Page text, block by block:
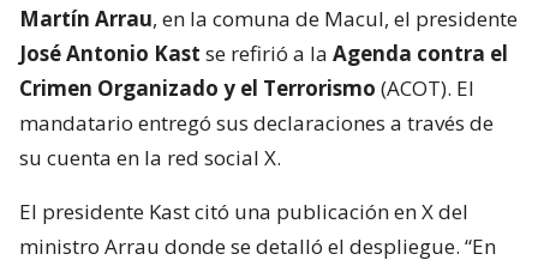
Martín Arrau, en la comuna de Macul, el presidente
José Antonio Kast se refirió a la Agenda contra el
Crimen Organizado y el Terrorismo (ACOT). El
mandatario entregó sus declaraciones a través de
su cuenta en la red social X.
El presidente Kast citó una publicación en X del
ministro Arrau donde se detalló el despliegue. “En